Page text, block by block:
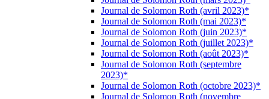
Journal de Solomon Roth (avril 2023)*
Journal de Solomon Roth (mai 2023)*
Journal de Solomon Roth (juin 2023)*
Journal de Solomon Roth (juillet 2023)*
Journal de Solomon Roth (août 2023)*
Journal de Solomon Roth (septembre
2023)*
Journal de Solomon Roth (octobre 2023)*
Journal de Solomon Roth (novembre